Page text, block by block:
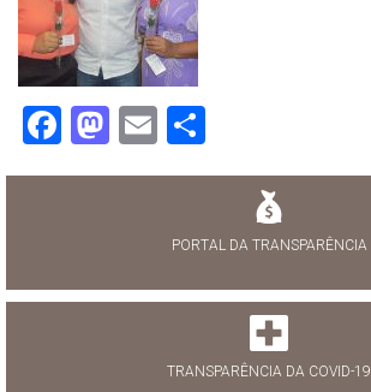
Facebook
Mastodon
Email
PORTAL DA TRANSPARÊNCIA
TRANSPARÊNCIA DA COVID-19